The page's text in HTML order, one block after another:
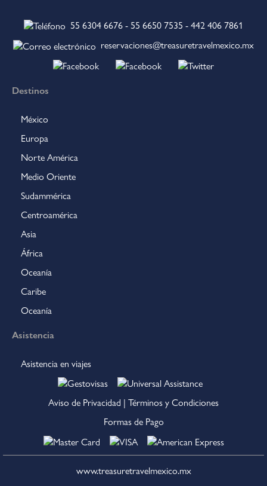
55 6304 6676 - 55 6650 7535 - 442 406 7861
reservaciones@treasuretravelmexico.mx
Destinos
México
Europa
Norte América
Medio Oriente
Sudammérica
Centroamérica
Asia
África
Oceanía
Caribe
Oceanía
Asistencia
Asistencia en viajes
Aviso de Privacidad | Términos y Condiciones
Formas de Pago
www.treasuretravelmexico.mx